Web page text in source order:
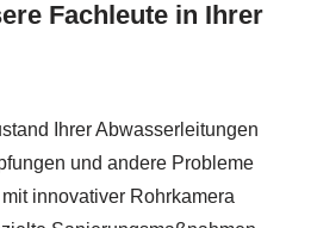
Fachleute in Ihrer
Ihrer Abwasserleitungen
und andere Probleme
innovativer Rohrkamera